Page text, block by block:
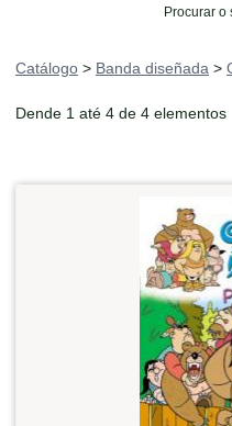
Procurar o
Catálogo > Banda diseñada >
Dende 1 até 4 de 4 elementos